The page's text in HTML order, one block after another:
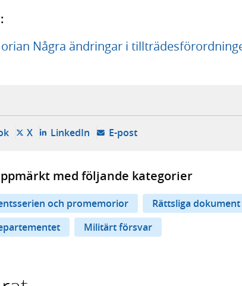
Några ändringar i
- öppnas i ny flik, extern webbplats,
X- öppnas i ny flik, extern webbplats,
LinkedIn- öppnas i ny flik, extern
E-post- öppnar din e-
med följande kategorier
och promemorior
Rättsliga dokument
Militärt försvar